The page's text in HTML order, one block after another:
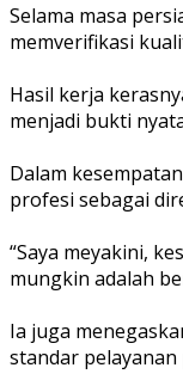
‎Selama masa
memverifikasi
‎Hasil kerja
menjadi bukti
‎Dalam
profesi sebagai
‎“Saya meyakini,
mungkin adalah
‎Ia juga
standar